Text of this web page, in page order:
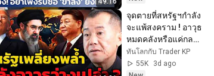
จุดตายที่สหรัฐฯกำลัง
จะแพ้สงคราม ! อาวุธ
หมดคลังหรือแค่กล
ลวง (พล.อ.รังษี กิติ
ญาณทรัพย์)
ทันโลกกับ Trader KP
55K
3d ago